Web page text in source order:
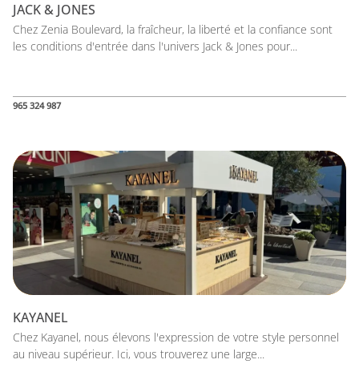
JACK & JONES
Chez Zenia Boulevard, la fraîcheur, la liberté et la confiance sont
les conditions d'entrée dans l'univers Jack & Jones pour...
965 324 987
KAYANEL
Chez Kayanel, nous élevons l'expression de votre style personnel
au niveau supérieur. Ici, vous trouverez une large...